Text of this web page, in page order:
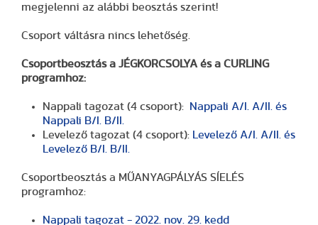
megjelenni az alábbi beosztás szerint!
Csoport váltásra nincs lehetőség.
Csoportbeosztás a JÉGKORCSOLYA és a CURLING
programhoz:
Nappali tagozat (4 csoport):
Nappali A/I. A/II. és
Nappali B/I. B/II.
Levelező tagozat (4 csoport):
Levelező A/I. A/II. és
Levelező B/I. B/II.
Csoportbeosztás a MŰANYAGPÁLYÁS SÍELÉS
programhoz:
Nappali tagozat - 2022. nov. 29. kedd